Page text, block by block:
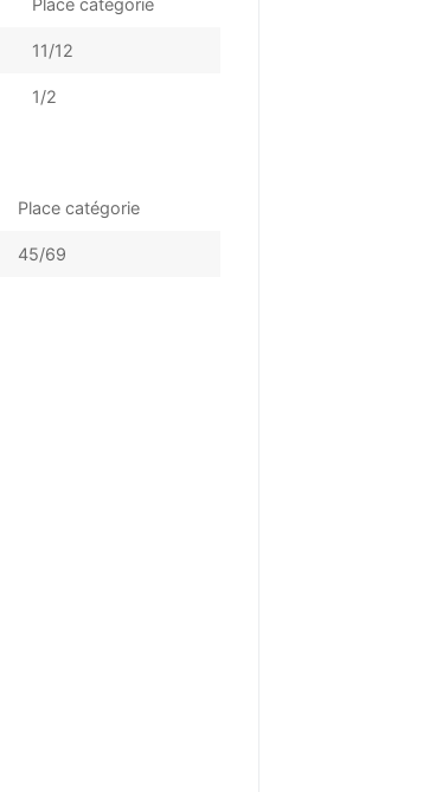
Place catégorie
11/12
1/2
Place catégorie
45/69